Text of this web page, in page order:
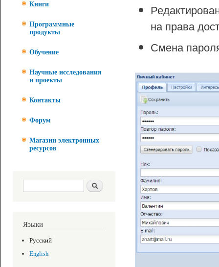
Книги
Программные
продукты
Обучение
Научные исследования
и проекты
Контакты
Форум
Магазин электронных
ресурсов
Форма поиска Поиск
Языки
Русский
English
на права
Смена